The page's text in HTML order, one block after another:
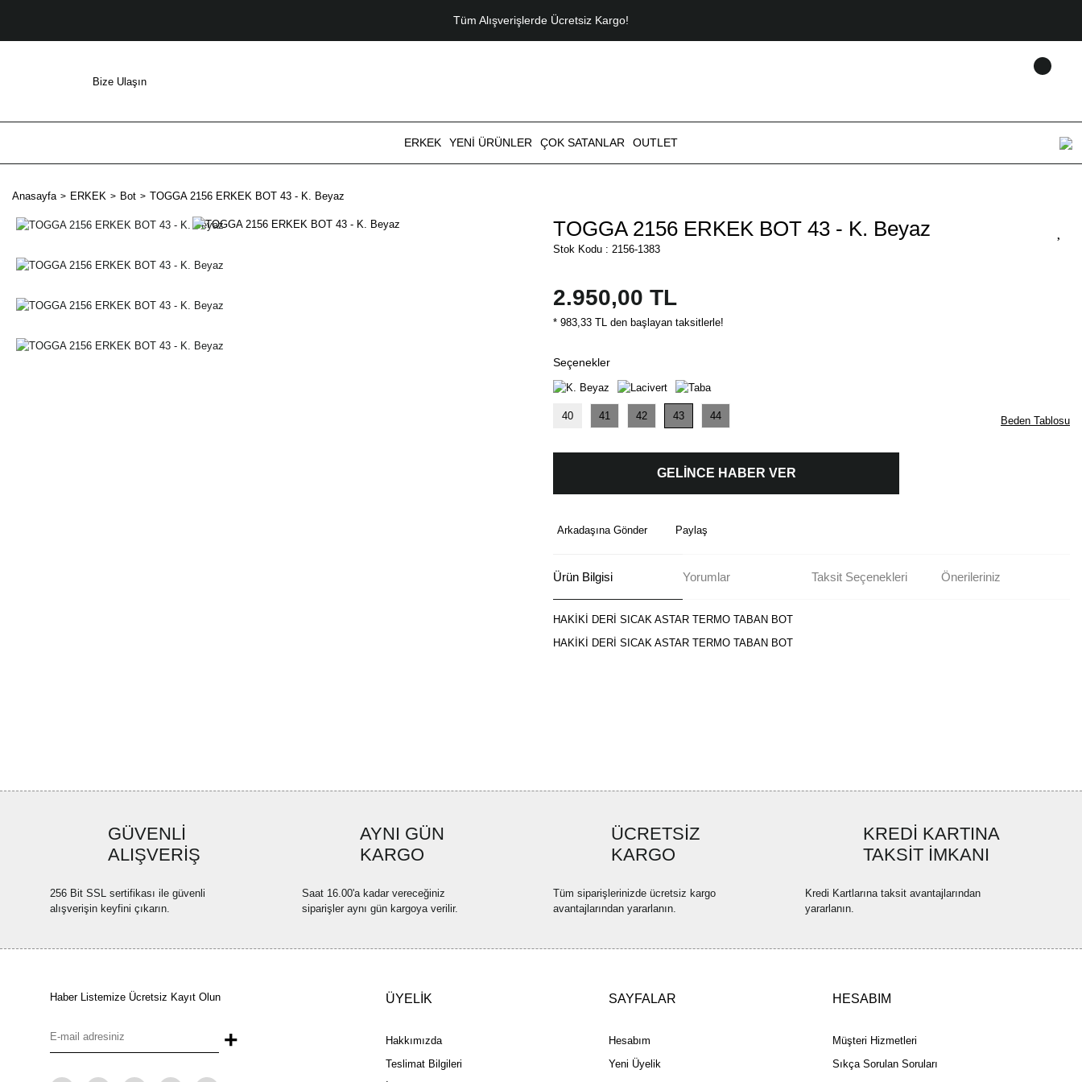
Tüm Alışverişlerde Ücretsiz Kargo!
Bize Ulaşın
ERKEK YENİ ÜRÜNLER ÇOK SATANLAR OUTLET
Anasayfa ERKEK Bot TOGGA 2156 ERKEK BOT 43 - K. Beyaz
TOGGA 2156 ERKEK BOT 43 - K. Beyaz
Stok Kodu : 2156-1383
2.950,00 TL
* 983,33 TL den başlayan taksitlerle!
Seçenekler
40 41 42 43 44 Beden Tablosu
GELİNCE HABER VER
Arkadaşına Gönder Paylaş
Ürün Bilgisi Yorumlar Taksit Seçenekleri Önerileriniz
HAKİKİ DERİ SICAK ASTAR TERMO TABAN BOT
HAKİKİ DERİ SICAK ASTAR TERMO TABAN BOT
Ürün fiyatı diğer sitelerden daha pahalı.
Bu ürüne benzer farklı alternatifler olmalı.
GÜVENLİ
ALIŞVERİŞ
256 Bit SSL sertifikası ile güvenli
alışverişin keyfini çıkarın.
AYNI GÜN
KARGO
Saat 16.00'a kadar vereceğiniz
siparişler aynı gün kargoya verilir.
ÜCRETSİZ
KARGO
Tüm siparişlerinizde ücretsiz kargo
avantajlarından yararlanın.
KREDİ KARTINA
TAKSİT İMKANI
Kredi Kartlarına taksit avantajlarından
yararlanın.
Haber Listemize Ücretsiz Kayıt Olun
+
ÜYELİK
Hakkımızda
Teslimat Bilgileri
SAYFALAR
Hesabım
Yeni Üyelik
HESABIM
Müşteri Hizmetleri
Sıkça Sorulan Soruları